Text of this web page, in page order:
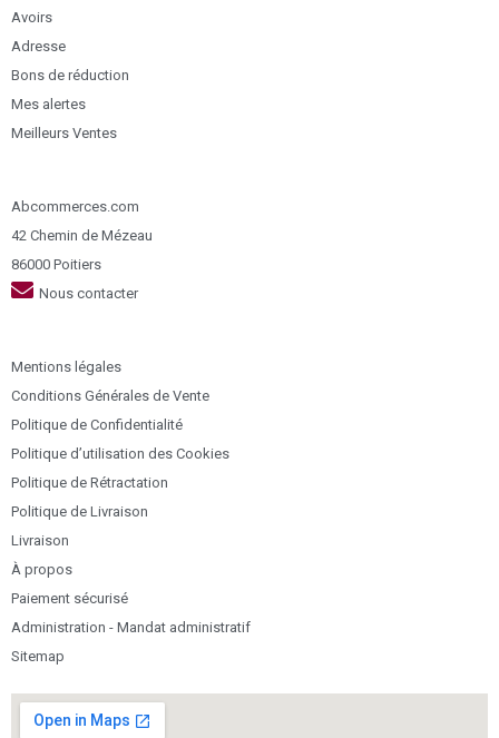
Avoirs
Adresse
Bons de réduction
Mes alertes
Meilleurs Ventes
Abcommerces.com
42 Chemin de Mézeau
86000 Poitiers
Nous contacter
Mentions légales
Conditions Générales de Vente
Politique de Confidentialité
Politique d’utilisation des Cookies
Politique de Rétractation
Politique de Livraison
Livraison
À propos
Paiement sécurisé
Administration - Mandat administratif
Sitemap